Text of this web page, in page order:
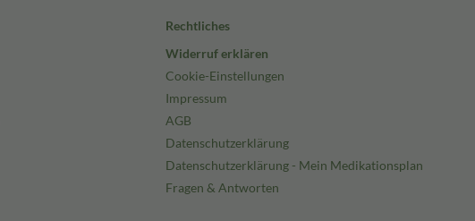
Rechtliches
Widerruf erklären
Cookie-Einstellungen
Impressum
AGB
Datenschutzerklärung
Datenschutzerklärung - Mein Medikationsplan
Fragen & Antworten